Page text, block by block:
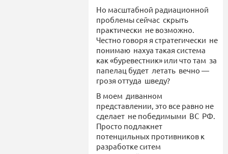
Но масштабной радиационной
проблемы сейчас скрыть
практически не возможно.
Честно говоря я стратегически не
понимаю нахуа такая система
как «буревестник» или что там за
папелац будет летать вечно —
грозя оттуда шведу?
В моем диванном
представлении, это все равно не
сделает не победимыми ВС РФ.
Просто подлакнет
потенцильных противников к
разработке ситем